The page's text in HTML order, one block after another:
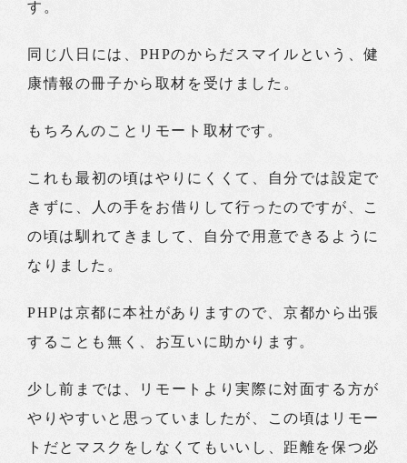
す。
同じ八日には、PHPのからだスマイルという、健
康情報の冊子から取材を受けました。
もちろんのことリモート取材です。
これも最初の頃はやりにくくて、自分では設定で
きずに、人の手をお借りして行ったのですが、こ
の頃は馴れてきまして、自分で用意できるように
なりました。
PHPは京都に本社がありますので、京都から出張
することも無く、お互いに助かります。
少し前までは、リモートより実際に対面する方が
やりやすいと思っていましたが、この頃はリモー
トだとマスクをしなくてもいいし、距離を保つ必